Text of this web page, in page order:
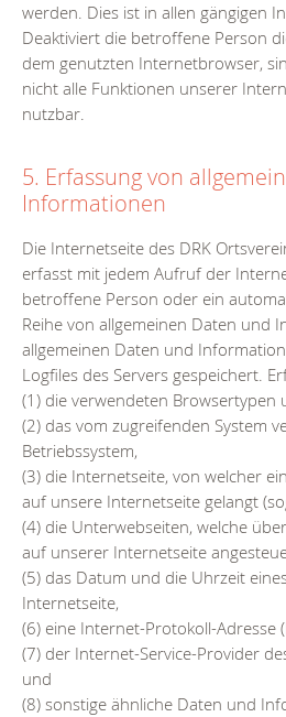
werden. Dies ist in allen gängigen
Deaktiviert die betroffene Person
dem genutzten Internetbrowser,
nicht alle Funktionen unserer
nutzbar.
5. Erfassung von
Informationen
Die Internetseite des DRK
erfasst mit jedem Aufruf der
betroffene Person oder ein
Reihe von allgemeinen Daten und
allgemeinen Daten und
Logfiles des Servers gespeichert.
(1) die verwendeten Browsertypen
(2) das vom zugreifenden System
Betriebssystem,
(3) die Internetseite, von welcher
auf unsere Internetseite gelangt
(4) die Unterwebseiten, welche
auf unserer Internetseite
(5) das Datum und die Uhrzeit
Internetseite,
(6) eine Internet-Protokoll-Adresse
(7) der Internet-Service-Provider
und
(8) sonstige ähnliche Daten und